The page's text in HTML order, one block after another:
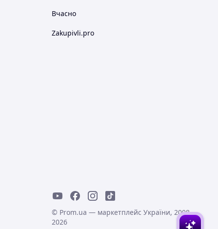
Вчасно
Zakupivli.pro
© Prom.ua — маркетплейс України, 2008-
2026